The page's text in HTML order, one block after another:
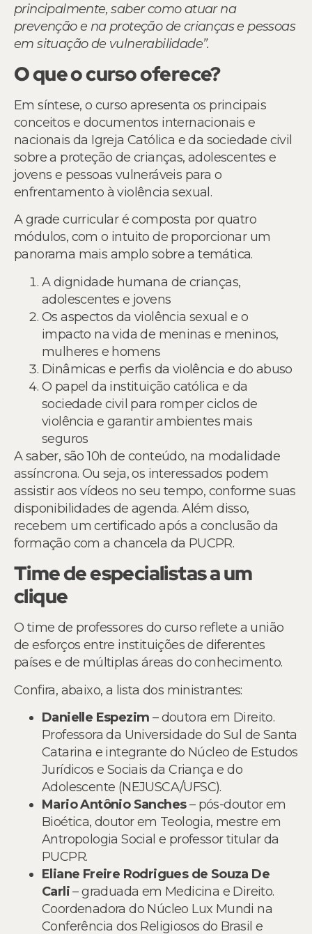
principalmente, saber como atuar na
prevenção e na proteção de crianças e pessoas
em situação de vulnerabilidade”.
O que o curso oferece?
Em síntese, o curso apresenta os principais
conceitos e documentos internacionais e
nacionais da Igreja Católica e da sociedade civil
sobre a proteção de crianças, adolescentes e
jovens e pessoas vulneráveis para o
enfrentamento à violência sexual.
A grade curricular é composta por quatro
módulos, com o intuito de proporcionar um
panorama mais amplo sobre a temática.
A dignidade humana de crianças,
adolescentes e jovens
Os aspectos da violência sexual e o
impacto na vida de meninas e meninos,
mulheres e homens
Dinâmicas e perfis da violência e do abuso
O papel da instituição católica e da
sociedade civil para romper ciclos de
violência e garantir ambientes mais
seguros
A saber, são 10h de conteúdo, na modalidade
assíncrona. Ou seja, os interessados podem
assistir aos vídeos no seu tempo, conforme suas
disponibilidades de agenda. Além disso,
recebem um certificado após a conclusão da
formação com a chancela da PUCPR.
Time de especialistas a um
clique
O time de professores do curso reflete a união
de esforços entre instituições de diferentes
países e de múltiplas áreas do conhecimento.
Confira, abaixo, a lista dos ministrantes:
Danielle Espezim – doutora em Direito.
Professora da Universidade do Sul de Santa
Catarina e integrante do Núcleo de Estudos
Jurídicos e Sociais da Criança e do
Adolescente (NEJUSCA/UFSC).
Mario Antônio Sanches– pós-doutor em
Bioética, doutor em Teologia, mestre em
Antropologia Social e professor titular da
PUCPR.
Eliane Freire Rodrigues de Souza De
Carli– graduada em Medicina e Direito.
Coordenadora do Núcleo Lux Mundi na
Conferência dos Religiosos do Brasil e